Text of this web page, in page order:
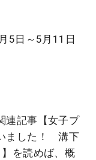
5日～5月11日
連記事【女子プ
ました！ 溝下
を読めば、概